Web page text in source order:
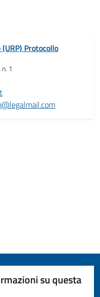
Protocollo
1
su questa